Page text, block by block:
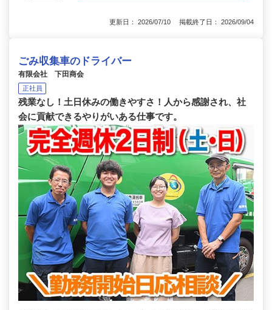
更新日： 2026/07/10 掲載終了日： 2026/09/04
ごみ収集車のドライバー
有限会社 下田商会
正社員
残業なし！土日休みの働きやすさ！人から感謝され、社
会に貢献できるやりがいある仕事です。